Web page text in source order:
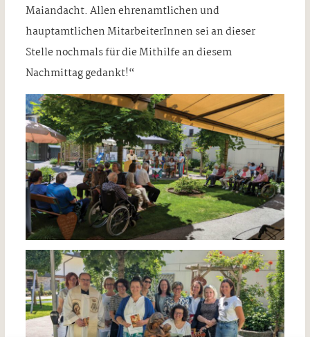
Maiandacht. Allen ehrenamtlichen und
hauptamtlichen MitarbeiterInnen sei an dieser
Stelle nochmals für die Mithilfe an diesem
Nachmittag gedankt!“